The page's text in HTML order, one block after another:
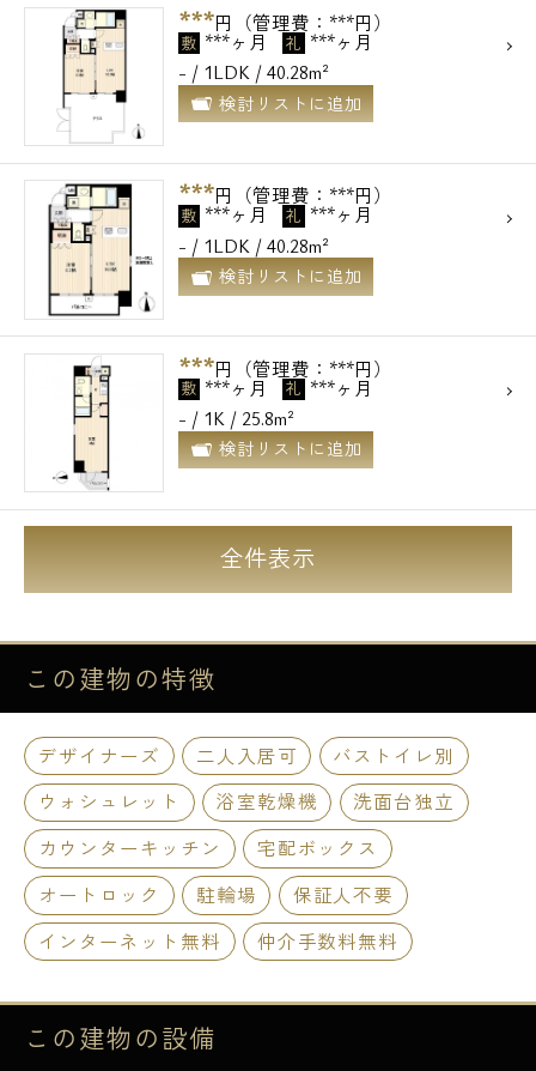
***円（管理費：***円）
敷 ***ヶ月 礼 ***ヶ月
- / 1LDK / 40.28m²
検討リストに追加
***円（管理費：***円）
敷 ***ヶ月 礼 ***ヶ月
- / 1LDK / 40.28m²
検討リストに追加
***円（管理費：***円）
敷 ***ヶ月 礼 ***ヶ月
- / 1K / 25.8m²
検討リストに追加
全件表示
この建物の特徴
デザイナーズ 二人入居可
バストイレ別
ウォシュレット
浴室乾燥機
洗面台独立
カウンターキッチン
宅配ボックス
オートロック
駐輪場
保証人不要
インターネット無料
仲介手数料無料
この建物の設備